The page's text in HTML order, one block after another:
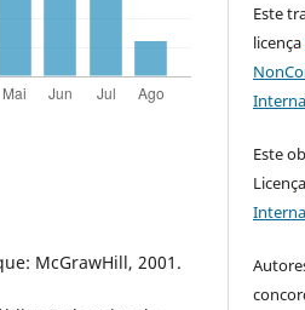
McGrawHill, 2001.
Este
licença
Este